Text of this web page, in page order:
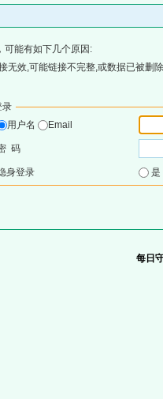
可能有如下几个原因:
无效,可能链接不完整,或数据已被删
录
用户名
Email
码
身登录
每日